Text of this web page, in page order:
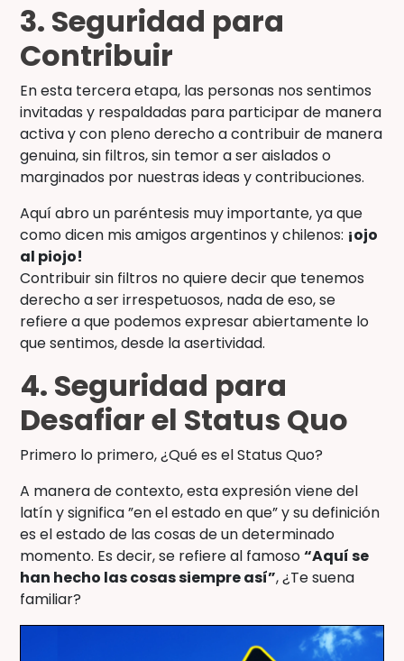
3. Seguridad para
Contribuir
En esta tercera etapa, las personas nos sentimos
invitadas y respaldadas para participar de manera
activa y con pleno derecho a contribuir de manera
genuina, sin filtros, sin temor a ser aislados o
marginados por nuestras ideas y contribuciones.
Aquí abro un paréntesis muy importante, ya que
como dicen mis amigos argentinos y chilenos: ¡ojo
al piojo!
Contribuir sin filtros no quiere decir que tenemos
derecho a ser irrespetuosos, nada de eso, se
refiere a que podemos expresar abiertamente lo
que sentimos, desde la asertividad.
4. Seguridad para
Desafiar el Status Quo
Primero lo primero, ¿Qué es el Status Quo?
A manera de contexto, esta expresión viene del
latín y significa ”en el estado en que” y su definición
es el estado de las cosas de un determinado
momento. Es decir, se refiere al famoso“Aquí se
han hecho las cosas siempre así”, ¿Te suena
familiar?